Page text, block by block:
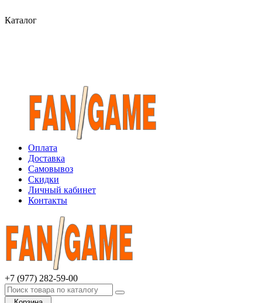
Каталог
Оплата
Доставка
Самовывоз
Скидки
Личный кабинет
Контакты
+7 (977) 282-59-00